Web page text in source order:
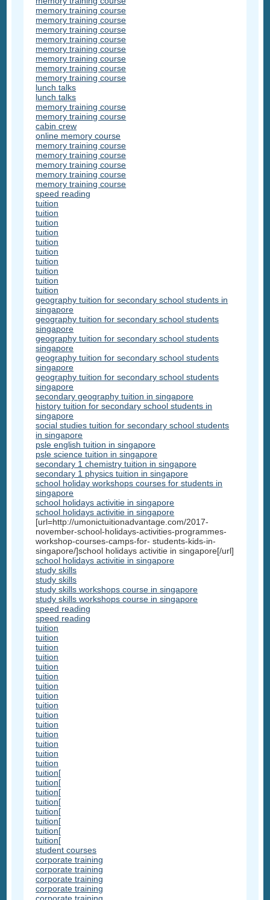
memory training course
memory training course
memory training course
memory training course
memory training course
memory training course
memory training course
memory training course
lunch talks
lunch talks
memory training course
memory training course
cabin crew
online memory course
memory training course
memory training course
memory training course
memory training course
memory training course
speed reading
tuition
tuition
tuition
tuition
tuition
tuition
tuition
tuition
tuition
tuition
geography tuition for secondary school students in
singapore
geography tuition for secondary school students
singapore
geography tuition for secondary school students
singapore
geography tuition for secondary school students
singapore
geography tuition for secondary school students
singapore
secondary geography tuition in singapore
history tuition for secondary school students in
singapore
social studies tuition for secondary school students
in singapore
psle english tuition in singapore
psle science tuition in singapore
secondary 1 chemistry tuition in singapore
secondary 1 physics tuition in singapore
school holiday workshops courses for students in
singapore
school holidays activitie in singapore
school holidays activitie in singapore
[url=http://umonictuitionadvantage.com/2017-
november-school-holidays-activities-programmes-
workshop-courses-camps-for- students-kids-in-
singapore/]school holidays activitie in singapore[/url]
school holidays activitie in singapore
study skills
study skills
study skills workshops course in singapore
study skills workshops course in singapore
speed reading
speed reading
tuition
tuition
tuition
tuition
tuition
tuition
tuition
tuition
tuition
tuition
tuition
tuition
tuition
tuition
tuition
tuition[
tuition[
tuition[
tuition[
tuition[
tuition[
tuition[
tuition[
student courses
corporate training
corporate training
corporate training
corporate training